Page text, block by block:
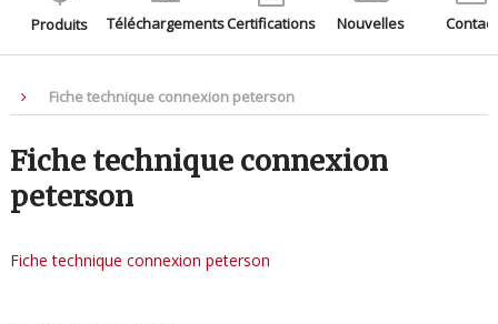
Produits TéléchargementsCertifications Nouvelles Contact
Fiche technique connexion peterson
Fiche technique connexion
peterson
Fiche technique connexion peterson